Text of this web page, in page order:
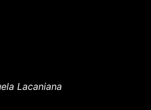
Lacaniana